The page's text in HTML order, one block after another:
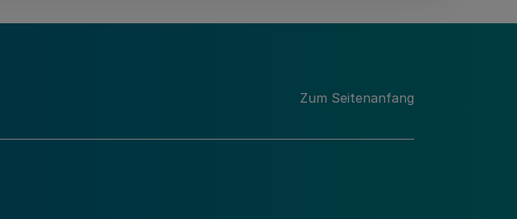
Zum Seitenanfang